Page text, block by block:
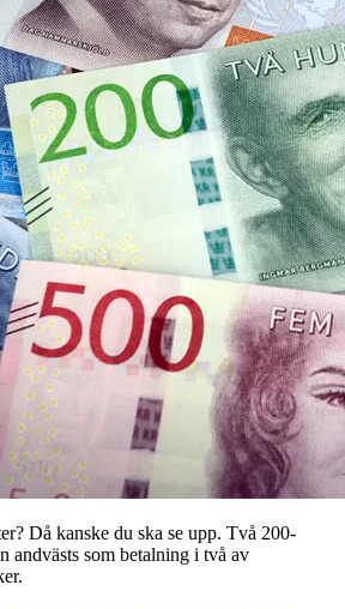
Då kanske du ska se upp. Två 200-
andvästs som betalning i två av